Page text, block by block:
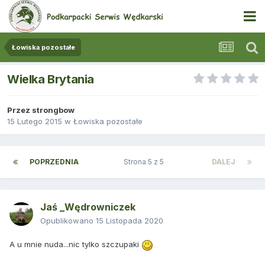
Łowiska pozostałe
Wielka Brytania
Przez strongbow
15 Lutego 2015 w Łowiska pozostałe
POPRZEDNIA DALEJ
Strona 5 z 5
Jaś _Wędrowniczek
Opublikowano 15 Listopada 2020
A u mnie nuda...nic tylko szczupaki